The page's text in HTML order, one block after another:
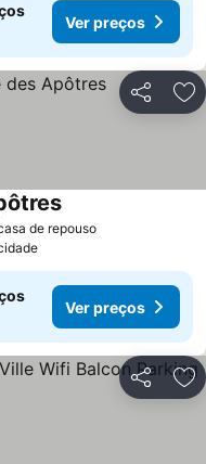
Ver preços
Partilhar
de repousoVer preços
Ver preços
Ver preços
Partilhar